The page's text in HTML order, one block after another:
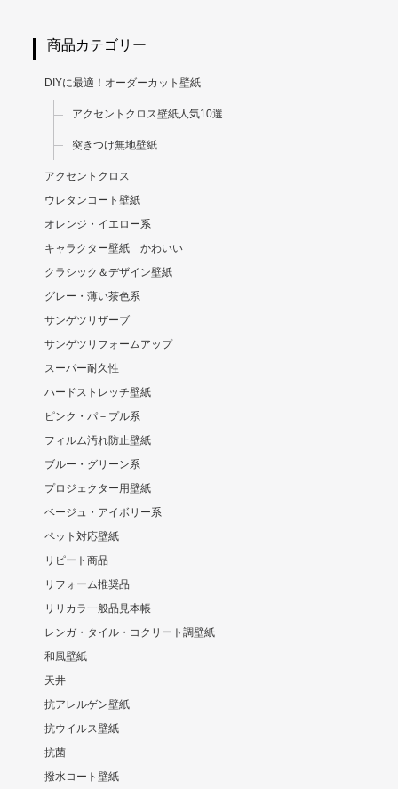
商品カテゴリー
DIYに最適！オーダーカット壁紙
アクセントクロス壁紙人気10選
突きつけ無地壁紙
アクセントクロス
ウレタンコート壁紙
オレンジ・イエロー系
キャラクター壁紙 かわいい
クラシック＆デザイン壁紙
グレー・薄い茶色系
サンゲツリザーブ
サンゲツリフォームアップ
スーパー耐久性
ハードストレッチ壁紙
ピンク・パ－プル系
フィルム汚れ防止壁紙
ブルー・グリーン系
プロジェクター用壁紙
ベージュ・アイボリー系
ペット対応壁紙
リピート商品
リフォーム推奨品
リリカラ一般品見本帳
レンガ・タイル・コクリート調壁紙
和風壁紙
天井
抗アレルゲン壁紙
抗ウイルス壁紙
抗菌
撥水コート壁紙